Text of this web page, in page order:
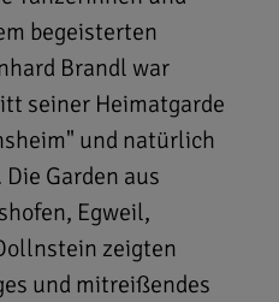
begeisterten
Brandl war
seiner Heimatgarde
und natürlich
Garden aus
Egweil,
zeigten
und mitreißendes